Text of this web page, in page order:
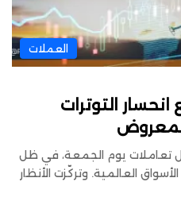
العملات
التوترات
تعاملات يوم الجمعة، في ظل
العالمية. وتركّزت الأنظار